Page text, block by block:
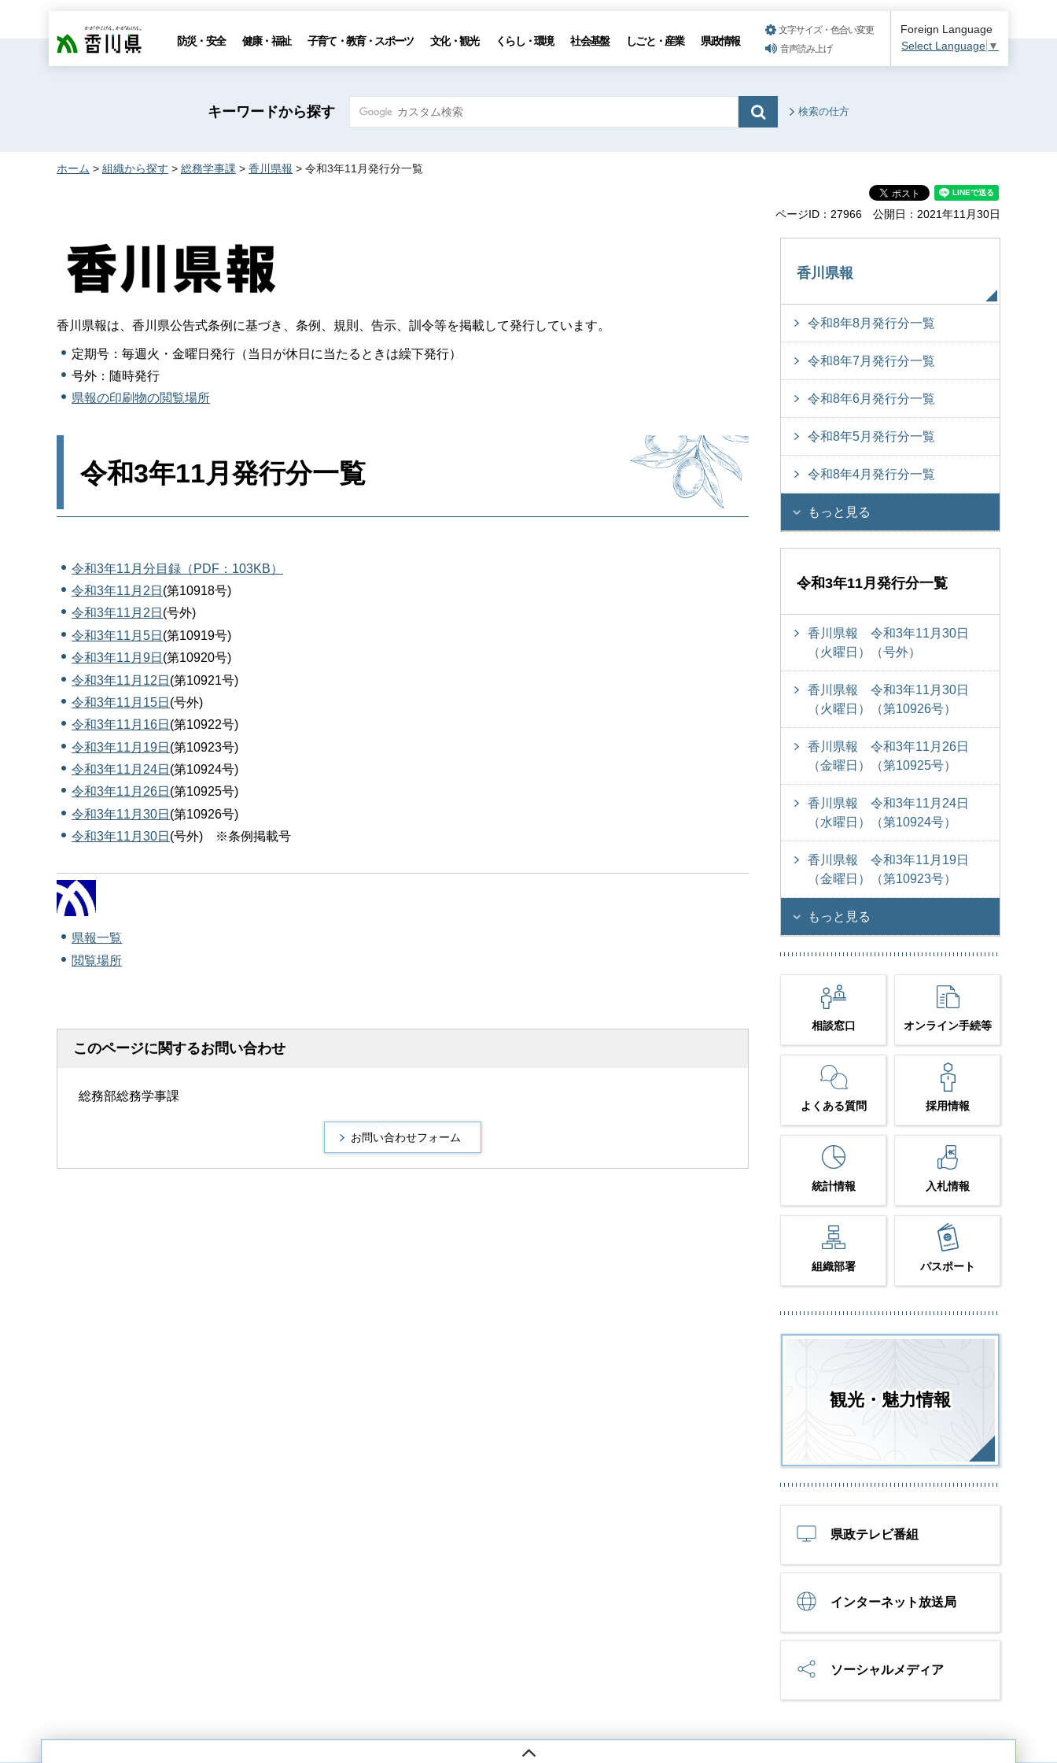
香川県 防災・安全 健康・福祉 子育て・教育・スポーツ 文化・観光 くらし・環境 社会基盤 しごと・産業 県政情報
文字サイズ・色合い変更
音声読み上げ
Foreign Language
Select Language ▼
キーワードから探す 検索の仕方
ホーム > 組織から探す > 総務学事課 > 香川県報 > 令和3年11月発行分一覧
ページID：27966 公開日：2021年11月30日
香川県報は、香川県公告式条例に基づき、条例、規則、告示、訓令等を掲載して発行しています。
定期号：毎週火・金曜日発行（当日が休日に当たるときは繰下発行）
号外：随時発行
県報の印刷物の閲覧場所
令和3年11月発行分一覧
令和3年11月分目録（PDF：103KB）
令和3年11月2日 (第10918号)
令和3年11月2日 (号外)
令和3年11月5日 (第10919号)
令和3年11月9日 (第10920号)
令和3年11月12日 (第10921号)
令和3年11月15日 (号外)
令和3年11月16日 (第10922号)
令和3年11月19日 (第10923号)
令和3年11月24日 (第10924号)
令和3年11月26日 (第10925号)
令和3年11月30日 (第10926号)
令和3年11月30日 (号外) ※条例掲載号
県報一覧
閲覧場所
このページに関するお問い合わせ
総務部総務学事課
香川県報
令和8年8月発行分一覧
令和8年7月発行分一覧
令和8年6月発行分一覧
令和8年5月発行分一覧
令和8年4月発行分一覧
もっと見る
令和3年11月発行分一覧
香川県報 令和3年11月30日
（火曜日）（号外）
香川県報 令和3年11月30日
（火曜日）（第10926号）
香川県報 令和3年11月26日
（金曜日）（第10925号）
香川県報 令和3年11月24日
（水曜日）（第10924号）
香川県報 令和3年11月19日
（金曜日）（第10923号）
もっと見る
相談窓口 オンライン手続等
よくある質問 採用情報
統計情報 入札情報
組織部署 パスポート
観光・魅力情報
県政テレビ番組
インターネット放送局
ソーシャルメディア